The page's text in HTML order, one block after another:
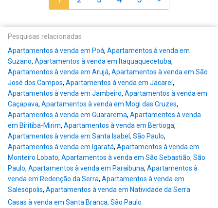
Pesquisas relacionadas
Apartamentos à venda em Poá, Apartamentos à venda em
Suzano, Apartamentos à venda em Itaquaquecetuba,
Apartamentos à venda em Arujá, Apartamentos à venda em São
José dos Campos, Apartamentos à venda em Jacareí,
Apartamentos à venda em Jambeiro, Apartamentos à venda em
Caçapava, Apartamentos à venda em Mogi das Cruzes,
Apartamentos à venda em Guararema, Apartamentos à venda
em Biritiba-Mirim, Apartamentos à venda em Bertioga,
Apartamentos à venda em Santa Isabel, São Paulo,
Apartamentos à venda em Igaratá, Apartamentos à venda em
Monteiro Lobato, Apartamentos à venda em São Sebastião, São
Paulo, Apartamentos à venda em Paraibuna, Apartamentos à
venda em Redenção da Serra, Apartamentos à venda em
Salesópolis, Apartamentos à venda em Natividade da Serra
Casas à venda em Santa Branca, São Paulo